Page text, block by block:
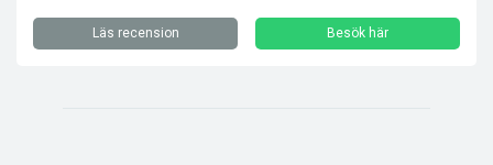
Läs recension Besök här